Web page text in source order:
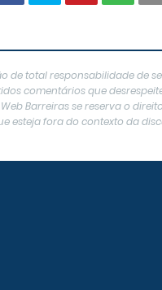
de total responsabilidade de
comentários que
Web Barreiras se reserva o
esteja fora do contexto da